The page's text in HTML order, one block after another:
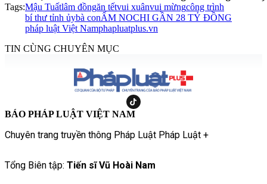
Tags:Mậu Tuấtlâm đồngăn tếtvui xuânvui mừngcông trình
bí thư tỉnh ủybà conẤM NOCHI GẦN 28 TỶ ĐỒNG
pháp luật Việt Namphapluatplus.vn
TIN CÙNG CHUYÊN MỤC
BÁO PHÁP LUẬT VIỆT NAM
Chuyên trang truyền thông Pháp Luật Pháp Luật +
Tổng Biên tập: Tiến sĩ Vũ Hoài Nam